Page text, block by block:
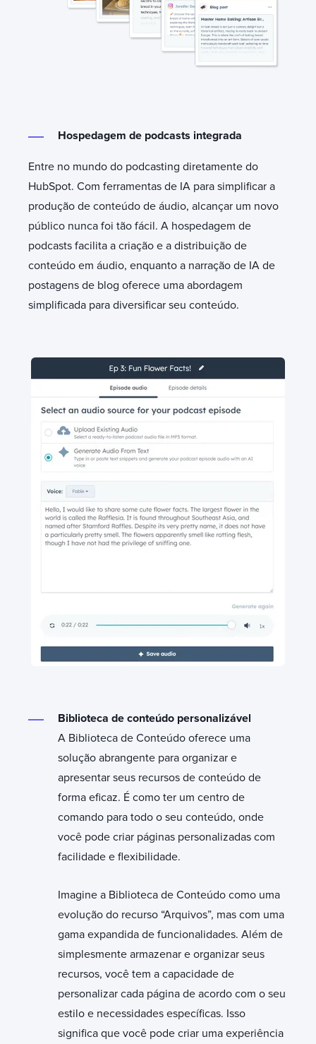
Hospedagem de podcasts integrada
Entre no mundo do podcasting diretamente do
HubSpot. Com ferramentas de IA para simplificar a
produção de conteúdo de áudio, alcançar um novo
público nunca foi tão fácil. A hospedagem de
podcasts facilita a criação e a distribuição de
conteúdo em áudio, enquanto a narração de IA de
postagens de blog oferece uma abordagem
simplificada para diversificar seu conteúdo.
Biblioteca de conteúdo personalizável
A Biblioteca de Conteúdo oferece uma
solução abrangente para organizar e
apresentar seus recursos de conteúdo de
forma eficaz. É como ter um centro de
comando para todo o seu conteúdo, onde
você pode criar páginas personalizadas com
facilidade e flexibilidade.
Imagine a Biblioteca de Conteúdo como uma
evolução do recurso “Arquivos”, mas com uma
gama expandida de funcionalidades. Além de
simplesmente armazenar e organizar seus
recursos, você tem a capacidade de
personalizar cada página de acordo com o seu
estilo e necessidades específicas. Isso
significa que você pode criar uma experiência